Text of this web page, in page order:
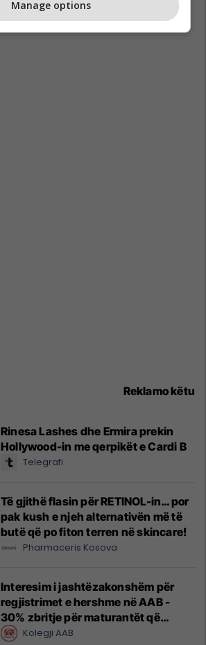
Reklamo këtu
Rinesa Lashes dhe Ermira prekin
Hollywood-in me qerpikët e Cardi B
Telegrafi
Të gjithë flasin për RETINOL-in… por
pak kush e njeh alternativën më të
butë që po fiton terren në skincare!
Pharmaceris Kosova
Interesim i jashtëzakonshëm për
regjistrimet e hershme në AAB -
30% zbritje për maturantët që
regjistrohen tani
Kolegji AAB
Manage options